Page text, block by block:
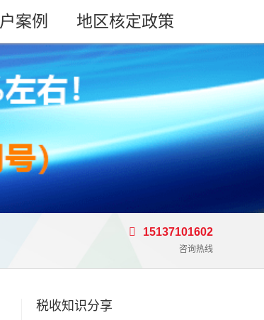
案例 地区核定政策
15137101602
咨询热线
税收知识分享